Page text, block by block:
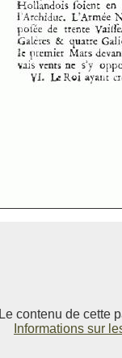
Le contenu de cette
Informations sur